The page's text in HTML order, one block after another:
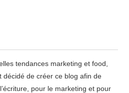
tendances marketing et food,
décidé de créer ce blog afin de
pour le marketing et pour